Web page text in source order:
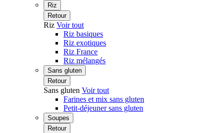
Riz
Retour
Riz Voir tout
Riz basiques
Riz exotiques
Riz France
Riz mélangés
Sans gluten
Retour
Sans gluten Voir tout
Farines et mix sans gluten
Petit-déjeuner sans gluten
Soupes
Retour